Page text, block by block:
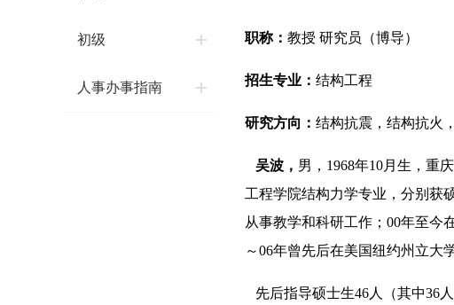
初级
人事办事指南
职称： 教授 研究员（博导）
招生专业： 结构工程
研究方向： 结构抗震，结构抗火
吴波， 男， 1968年10月生，重庆
工程学院结构力学专业，分别获
从事教学和科研工作； 00年至今
～06年曾先后在美国纽约州立大
先后指导硕士生46人（其中36